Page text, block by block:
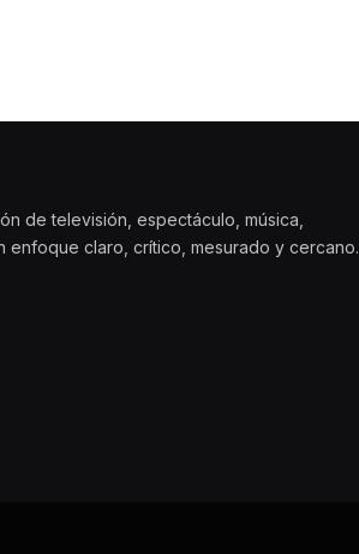
de televisión, espectáculo, música,
enfoque claro, crítico, mesurado y cercano.